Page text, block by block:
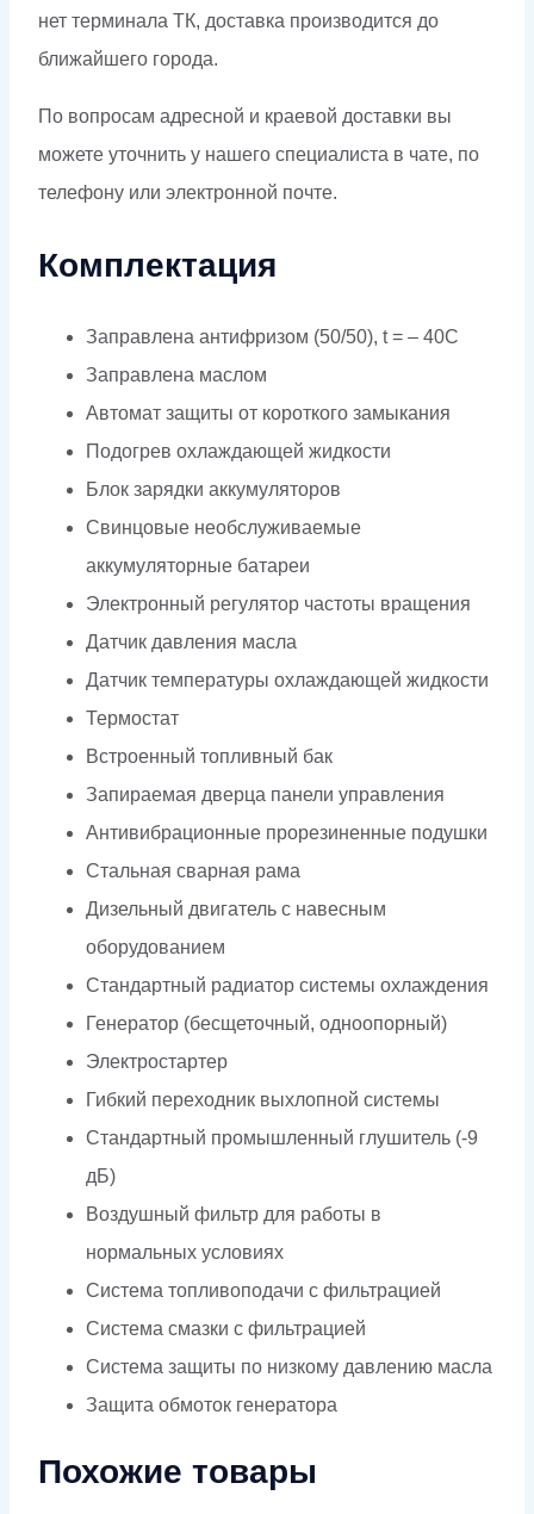
нет терминала ТК, доставка производится до
ближайшего города.
По вопросам адресной и краевой доставки вы
можете уточнить у нашего специалиста в чате, по
телефону или электронной почте.
Комплектация
Заправлена антифризом (50/50), t = – 40C
Заправлена маслом
Автомат защиты от короткого замыкания
Подогрев охлаждающей жидкости
Блок зарядки аккумуляторов
Свинцовые необслуживаемые
аккумуляторные батареи
Электронный регулятор частоты вращения
Датчик давления масла
Датчик температуры охлаждающей жидкости
Термостат
Встроенный топливный бак
Запираемая дверца панели управления
Антивибрационные прорезиненные подушки
Стальная сварная рама
Дизельный двигатель с навесным
оборудованием
Стандартный радиатор системы охлаждения
Генератор (бесщеточный, одноопорный)
Электростартер
Гибкий переходник выхлопной системы
Стандартный промышленный глушитель (-9
дБ)
Воздушный фильтр для работы в
нормальных условиях
Система топливоподачи с фильтрацией
Система смазки с фильтрацией
Система защиты по низкому давлению масла
Защита обмоток генератора
Похожие товары